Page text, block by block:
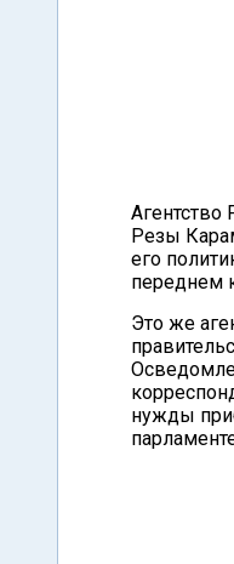
Агентство
Резы
его
переднем
Это же
нужды